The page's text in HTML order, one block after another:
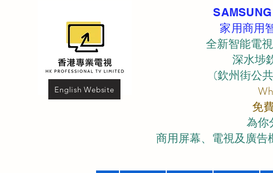
English Website
家用商用
全新智能電
深水埗
(欽州街公
免
為你
商用屏幕、電視及廣告